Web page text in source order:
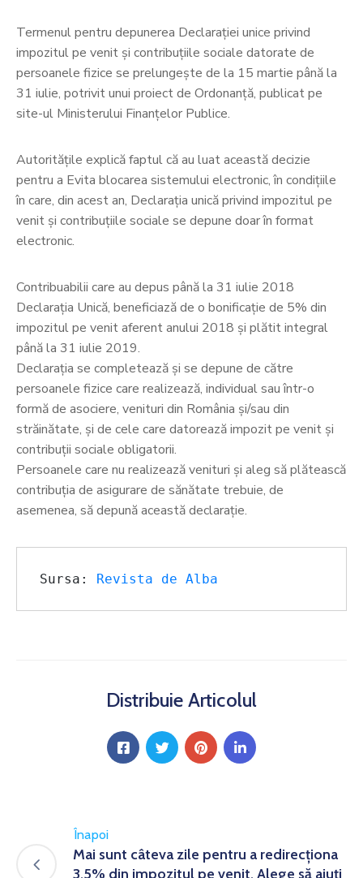
Termenul pentru depunerea Declaraţiei unice privind
impozitul pe venit şi contribuţiile sociale datorate de
persoanele fizice se prelungeşte de la 15 martie până la
31 iulie, potrivit unui proiect de Ordonanţă, publicat pe
site-ul Ministerului Finanţelor Publice.
Autoritățile explică faptul că au luat această decizie
pentru a Evita blocarea sistemului electronic, în condiţiile
în care, din acest an, Declaraţia unică privind impozitul pe
venit şi contribuţiile sociale se depune doar în format
electronic.
Contribuabilii care au depus până la 31 iulie 2018
Declarația Unică, beneficiază de o bonificație de 5% din
impozitul pe venit aferent anului 2018 și plătit integral
până la 31 iulie 2019.
Declarația se completează și se depune de către
persoanele fizice care realizează, individual sau într-o
formă de asociere, venituri din România şi/sau din
străinătate, și de cele care datorează impozit pe venit și
contribuții sociale obligatorii.
Persoanele care nu realizează venituri şi aleg să plătească
contribuţia de asigurare de sănătate trebuie, de
asemenea, să depună această declarație.
Sursa: Revista de Alba
Distribuie Articolul
Înapoi
Mai sunt câteva zile pentru a redirecționa
3,5% din impozitul pe venit. Alege să ajuți